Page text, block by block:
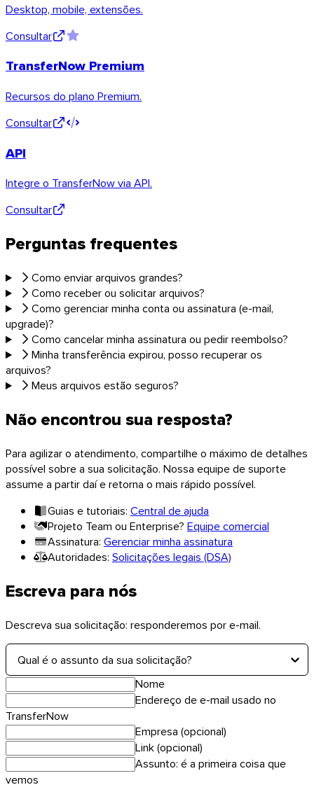
Linux
Mobile
Desktop, mobile, extensões.
Consultar
TransferNow Premium
Recursos do plano Premium.
Consultar
API
Integre o TransferNow via API.
Consultar
Perguntas frequentes
Como enviar arquivos grandes?
Como receber ou solicitar arquivos?
Como gerenciar minha conta ou assinatura (e-mail,
upgrade)?
Como cancelar minha assinatura ou pedir reembolso?
Minha transferência expirou, posso recuperar os
arquivos?
Meus arquivos estão seguros?
Não encontrou sua resposta?
Para agilizar o atendimento, compartilhe o máximo de detalhes
possível sobre a sua solicitação. Nossa equipe de suporte
assume a partir daí e retorna o mais rápido possível.
Guias e tutoriais: Central de ajuda
Projeto Team ou Enterprise? Equipe comercial
Assinatura: Gerenciar minha assinatura
Autoridades: Solicitações legais (DSA)
Escreva para nós
Descreva sua solicitação: responderemos por e-mail.
Qual é o assunto da sua solicitação?
Nome
Endereço de e-mail usado no
TransferNow
Empresa (opcional)
Link (opcional)
Assunto: é a primeira coisa que
vemos